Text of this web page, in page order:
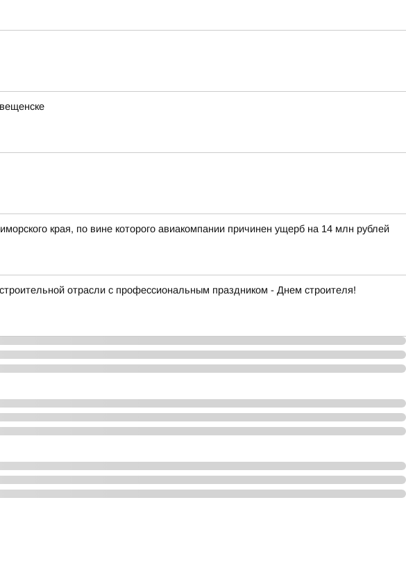
края, по вине которого авиакомпании причинен ущерб на 14 млн рублей
отрасли с профессиональным праздником - Днем строителя!